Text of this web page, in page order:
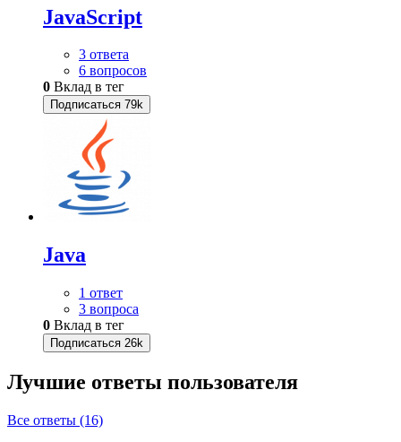
JavaScript
3 ответа
6 вопросов
0 Вклад в тег
Подписаться 79k
Java
1 ответ
3 вопроса
0 Вклад в тег
Подписаться 26k
Лучшие ответы пользователя
Все ответы (16)